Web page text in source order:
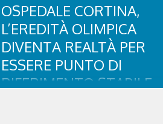
OSPEDALE CORTINA,
L’EREDITÀ OLIMPICA
DIVENTA REALTÀ PER
ESSERE PUNTO DI
RIFERIMENTO STABILE